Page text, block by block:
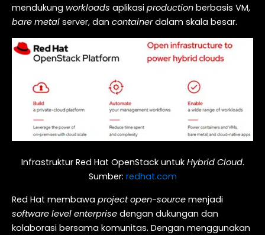
mendukung workloads aplikasi production berbasis VM,
bare metal server, dan containerdalam skala besar.
Infrastruktur Red Hat OpenStack untuk Hybrid Cloud.
Sumber: redhat.com
Red Hat membawa projectopen-source menjadi
software level enterprise dengan dukungan dan
kolaborasi bersama komunitas. Dengan menggunakan